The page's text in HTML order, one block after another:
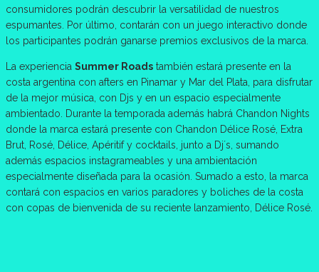
consumidores podrán descubrir la versatilidad de nuestros
espumantes. Por último, contarán con un juego interactivo donde
los participantes podrán ganarse premios exclusivos de la marca.
La experiencia Summer Roads también estará presente en la
costa argentina con afters en Pinamar y Mar del Plata, para disfrutar
de la mejor música, con Djs y en un espacio especialmente
ambientado. Durante la temporada además habrá Chandon Nights
donde la marca estará presente con Chandon Délice Rosé, Extra
Brut, Rosé, Délice, Apéritif y cocktails, junto a Dj´s, sumando
además espacios instagrameables y una ambientación
especialmente diseñada para la ocasión. Sumado a esto, la marca
contará con espacios en varios paradores y boliches de la costa
con copas de bienvenida de su reciente lanzamiento, Délice Rosé.